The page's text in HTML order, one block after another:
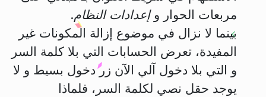
مربعات الحوار وإعدادات النظام.
بينما لا نزال في موضوع إزالة المكونات غير
المفيدة، تعرض الحسابات التي بلا كلمة السر
و التي بلا دخول آلي الآن زر دخول بسيط و لا
يوجد حقل نصي لكلمة السر، فلماذا